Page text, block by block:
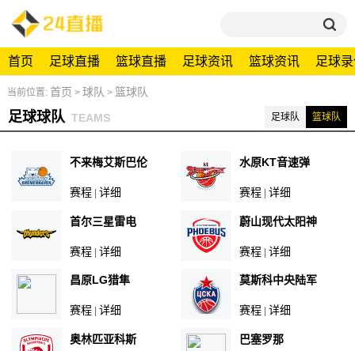
首页 足球直播 篮球直播 足球资讯 篮球资讯 足球
当前位置: 首页 > 球队 > 篮球队
足球球队 TEAMS 足球队 篮球队
不来梅艾斯巴伦
赛程 |详细
水原KT音速弹
赛程 |详细
首尔三星雷电
赛程 |详细
蔚山现代太阳神
赛程 |详细
昌原LG猎隼
赛程 |详细
莫斯科中央陆军
赛程 |详细
奥林匹亚科斯 巴塞罗那